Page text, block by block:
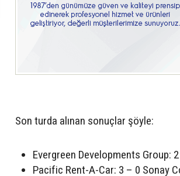
Son turda alınan sonuçlar şöyle:
Evergreen Developments Group:
Pacific Rent-A-Car: 3 – 0 Sonay